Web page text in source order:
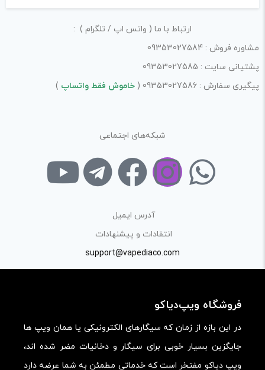
دیدگاه شما*
ذخیره نام، ایمیل و وبسایت من در مرورگر برای زمانی که دوباره
دیدگاهی می‌نویسم.
ارتباط با ما ( واتس اپ / تلگرام ) :
مشاوره فروش : 09353027584
پشتیانی سایت : 09353027585
پیگیری سفارش : 09353027586 (
خاموش فقط واتساپ )
شبکه‌های اجتماعی
آدرس ایمیل
انتقادات و پیشنهادات
support@vapediaco.com
فروشگاه ویپ‌دیاکو
در این بازه از زمان که سیگارهای الکترونیکی یا همان ویپ ها
جایگزین بسیار خوبی برای سیگار و دخانیات مضر شده اند،
ویپ دیاکو مفتخر است که خدماتی مطمئن به شما عرضه دارد